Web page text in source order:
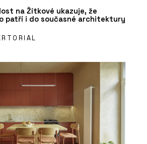
na Žítkové ukazuje, že
patří i do současné architektury